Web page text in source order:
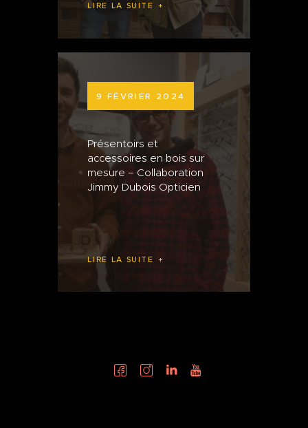
LIRE LA SUITE
9 FÉVRIER 2024
Présentoirs et
accessoires en bois sur
mesure – Collaboration
Jimmy Dubois Opticien
LIRE LA SUITE